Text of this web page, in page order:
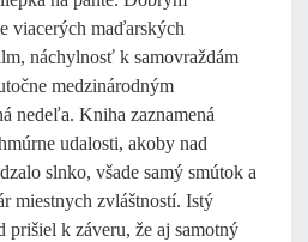
viacerých maďarských
náchylnosť k samovraždám
medzinárodným
nedeľa. Kniha zaznamená
udalosti, akoby nad
slnko, všade samý smútok a
miestnych zvláštností. Istý
prišiel k záveru, že aj samotný